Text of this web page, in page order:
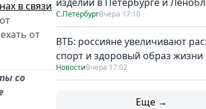
в связи
от
со
С.ПетербургВчера 17:10
ВТБ: россияне увеличивают
спорт и здоровый образ жизни
НовостиВчера 17:02
Еще →